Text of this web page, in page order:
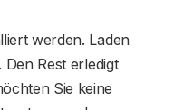
werden. Laden
Rest erledigt
Sie keine